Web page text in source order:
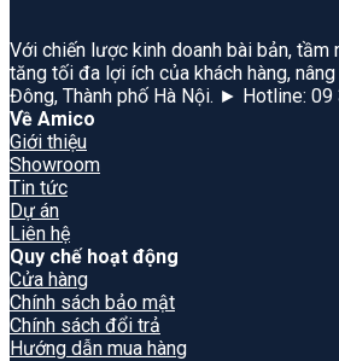
Với chiến lược kinh doanh bài bản,
tăng tối đa lợi ích của khách hàng,
Đông, Thành phố Hà Nội. ► Hotline:
Về Amico
Giới thiệu
Showroom
Tin tức
Dự án
Liên hệ
Quy chế hoạt động
Cửa hàng
Chính sách bảo mật
Chính sách đổi trả
Hướng dẫn mua hàng